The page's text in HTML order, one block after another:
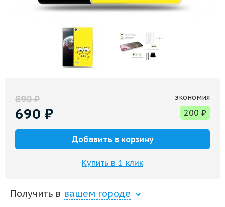
890₽
690 ₽
экономия
200 ₽
Добавить в корзину
Купить в 1 клик
Получить в вашем городе